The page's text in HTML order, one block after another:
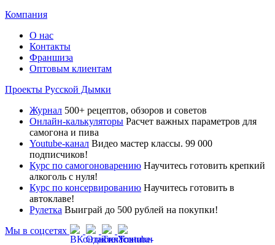
Компания
О нас
Контакты
Франшиза
Оптовым клиентам
Проекты Русской Дымки
Журнал 500+ рецептов, обзоров и советов
Онлайн-калькуляторы Расчет важных параметров для
самогона и пива
Youtube-канал Видео мастер классы. 99 000
подписчиков!
Курс по самогоноварению Научитесь готовить крепкий
алкоголь с нуля!
Курс по консервированию Научитесь готовить в
автоклаве!
Рулетка Выиграй до 500 рублей на покупки!
Мы в соцсетях